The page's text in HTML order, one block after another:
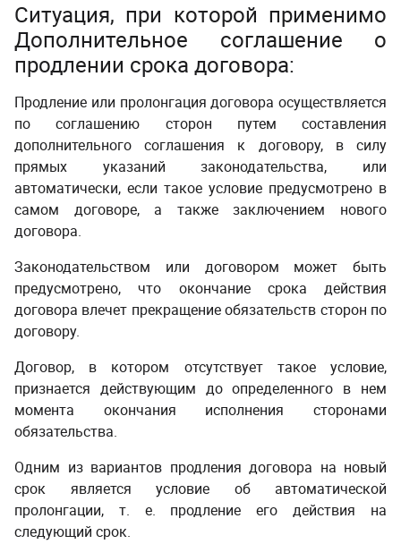
Ситуация, при которой применимо
Дополнительное соглашение о
продлении срока договора:
Продление или пролонгация договора осуществляется
по соглашению сторон путем составления
дополнительного соглашения к договору, в силу
прямых указаний законодательства, или
автоматически, если такое условие предусмотрено в
самом договоре, а также заключением нового
договора.
Законодательством или договором может быть
предусмотрено, что окончание срока действия
договора влечет прекращение обязательств сторон по
договору.
Договор, в котором отсутствует такое условие,
признается действующим до определенного в нем
момента окончания исполнения сторонами
обязательства.
Одним из вариантов продления договора на новый
срок является условие об автоматической
пролонгации, т. е. продление его действия на
следующий срок.